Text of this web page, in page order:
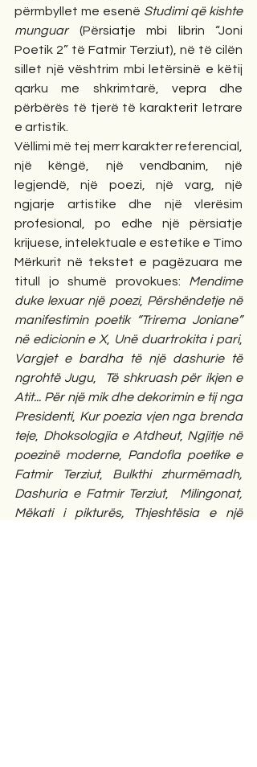
përmbyllet me esenë Studimi që kishte
munguar (Përsiatje mbi librin “Joni
Poetik 2” të Fatmir Terziut), në të cilën
sillet një vështrim mbi letërsinë e këtij
qarku me shkrimtarë, vepra dhe
përbërës të tjerë të karakterit letrare
e artistik.
Vëllimi më tej merr karakter referencial,
një këngë, një vendbanim, një
legjendë, një poezi, një varg, një
ngjarje artistike dhe një vlerësim
profesional, po edhe një përsiatje
krijuese, intelektuale e estetike e Timo
Mërkurit në tekstet e pagëzuara me
titull jo shumë provokues: Mendime
duke lexuar një poezi, Përshëndetje në
manifestimin poetik “Trirema Joniane”
në edicionin e X, Unë duartrokita i pari
Vargjet e bardha të një dashurie të
ngrohtë Jugu,
Të shkruash për ikjen e
Atit... Për një mik dhe dekorimin e tij nga
Presidenti, Kur poezia vjen nga brenda
teje, Dhoksologjia e Atdheut, Ngjitje në
poezinë moderne, Pandofla poetike e
Fatmir Terziut, Bulkthi zhurmëmadh,
Dashuria e Fatmir Terziut, Milingonat,
Mëkati i pikturës, Thjeshtësia e një